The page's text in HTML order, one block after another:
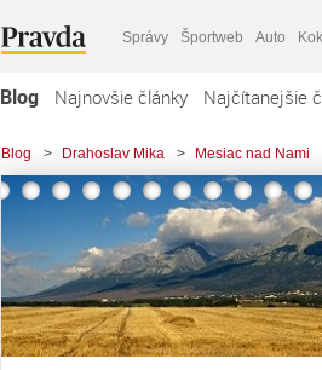
Správy Športweb Auto
Blog Najnovšie články Najčítanejšie
Blog > Drahoslav Mika > Mesiac nad Nami